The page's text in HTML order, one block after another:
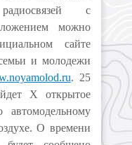
с
можно
сайте
и молодежи
. 25
X открытое
автомодельному
О времени